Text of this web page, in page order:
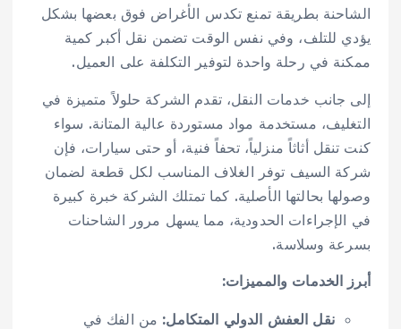
الشاحنة بطريقة تمنع تكدس الأغراض فوق بعضها بشكل
يؤدي للتلف، وفي نفس الوقت تضمن نقل أكبر كمية
ممكنة في رحلة واحدة لتوفير التكلفة على العميل.
إلى جانب خدمات النقل، تقدم الشركة حلولاً متميزة في
التغليف، مستخدمة مواد مستوردة عالية المتانة. سواء
كنت تنقل أثاثاً منزلياً، تحفاً فنية، أو حتى سيارات، فإن
شركة السيف توفر الغلاف المناسب لكل قطعة لضمان
وصولها بحالتها الأصلية. كما تمتلك الشركة خبرة كبيرة
في الإجراءات الحدودية، مما يسهل مرور الشاحنات
بسرعة وسلاسة.
أبرز الخدمات والمميزات:
نقل العفش الدولي المتكامل: من الفك في